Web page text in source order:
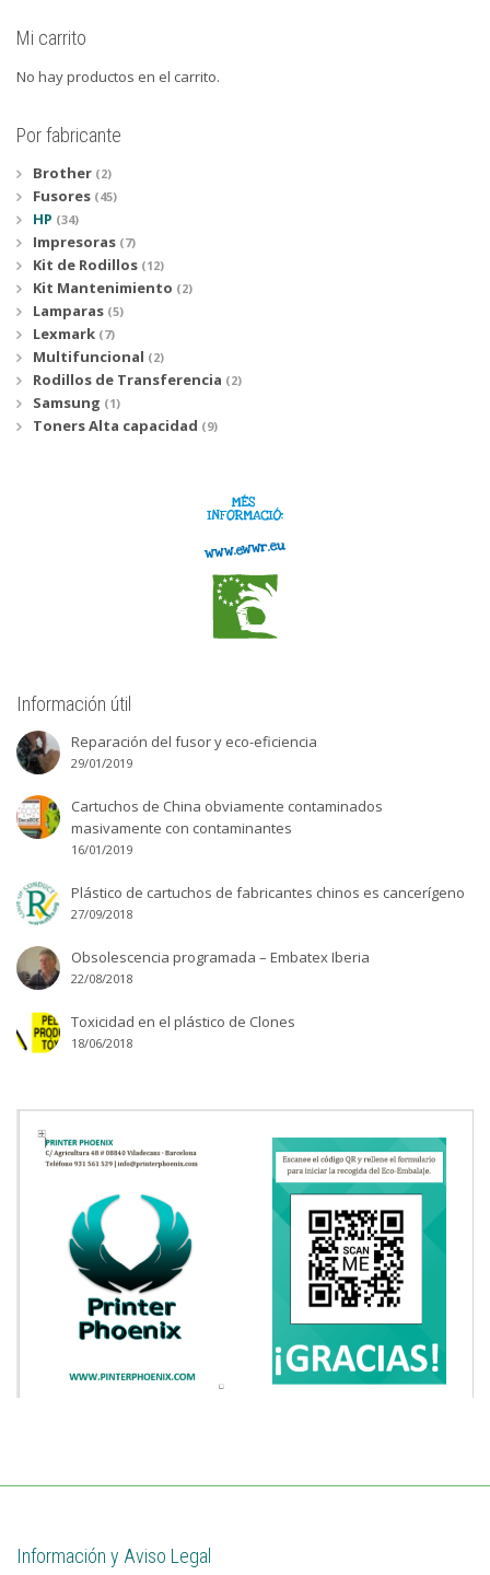
Mi carrito
No hay productos en el carrito.
Por fabricante
Brother (2)
Fusores (45)
HP (34)
Impresoras (7)
Kit de Rodillos (12)
Kit Mantenimiento (2)
Lamparas (5)
Lexmark (7)
Multifuncional (2)
Rodillos de Transferencia (2)
Samsung (1)
Toners Alta capacidad (9)
Información útil
Reparación del fusor y eco-eficiencia
29/01/2019
Cartuchos de China obviamente contaminados
masivamente con contaminantes
16/01/2019
Plástico de cartuchos de fabricantes chinos es cancerígeno
27/09/2018
Obsolescencia programada – Embatex Iberia
22/08/2018
Toxicidad en el plástico de Clones
18/06/2018
Información y Aviso Legal